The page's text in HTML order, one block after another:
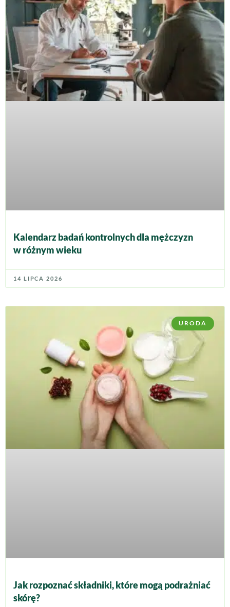
Kalendarz badań kontrolnych dla mężczyzn
w różnym wieku
14 LIPCA 2026
URODA
Jak rozpoznać składniki, które mogą podrażniać
skórę?